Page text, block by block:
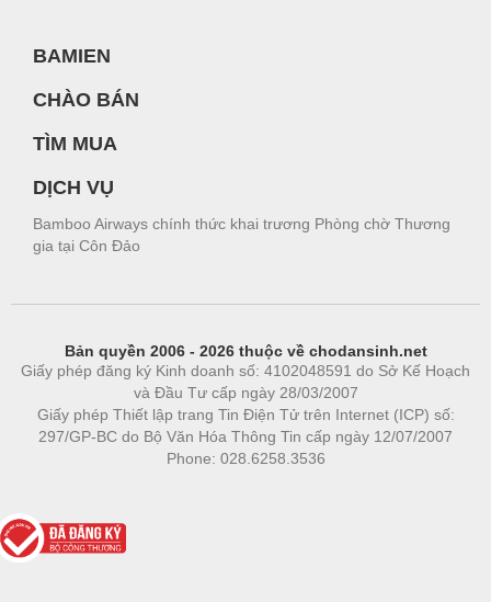
BAMIEN
CHÀO BÁN
TÌM MUA
DỊCH VỤ
Bamboo Airways chính thức khai trương Phòng chờ Thương
gia tại Côn Đảo
Bản quyền 2006 - 2026 thuộc về chodansinh.net
Giấy phép đăng ký Kinh doanh số: 4102048591 do Sở Kế Hoạch
và Đầu Tư cấp ngày 28/03/2007
Giấy phép Thiết lập trang Tin Điện Tử trên Internet (ICP) số:
297/GP-BC do Bộ Văn Hóa Thông Tin cấp ngày 12/07/2007
Phone: 028.6258.3536